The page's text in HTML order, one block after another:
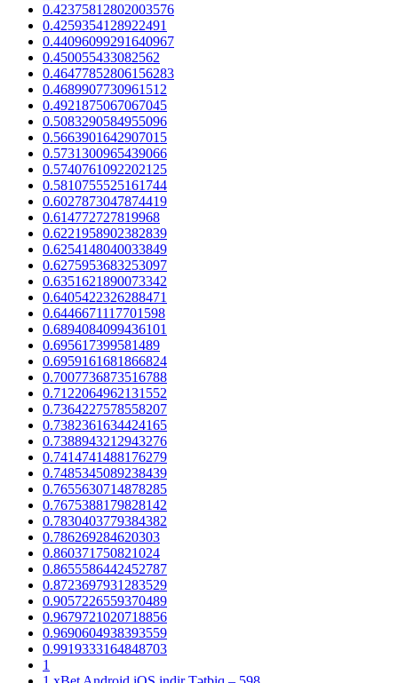
0.42375812802003576
0.4259354128922491
0.44096099291640967
0.450055433082562
0.46477852806156283
0.4689907730961512
0.4921875067067045
0.5083290584955096
0.5663901642907015
0.5731300965439066
0.5740761092202125
0.5810755525161744
0.6027873047874419
0.614772727819968
0.6221958902382839
0.6254148040033849
0.6275953683253097
0.6351621890073342
0.6405422326288471
0.6446671117701598
0.6894084099436101
0.695617399581489
0.6959161681866824
0.7007736873516788
0.7122064962131552
0.7364227578558207
0.7382361634424165
0.7388943212943276
0.7414741488176279
0.7485345089238439
0.7655630714878285
0.7675388179828142
0.7830403779384382
0.786269284620303
0.860371750821024
0.8655586442452787
0.8723697931283529
0.9057226559370489
0.9679721020718856
0.9690604938393559
0.9919333164848703
1